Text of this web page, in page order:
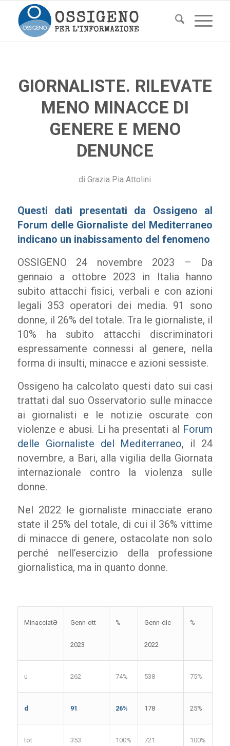
GIORNALISTE. RILEVATE
MENO MINACCE DI
GENERE E MENO
DENUNCE
diGrazia Pia Attolini
Questi dati presentati da Ossigeno al
Forum delle Giornaliste del Mediterraneo
indicano un inabissamento del fenomeno
OSSIGENO 24 novembre 2023 – Da
gennaio a ottobre 2023 in Italia hanno
subito attacchi fisici, verbali e con azioni
legali 353 operatori dei media. 91 sono
donne, il 26% del totale. Tra le giornaliste, il
10% ha subito attacchi discriminatori
espressamente connessi al genere, nella
forma di insulti, minacce e azioni sessiste.
Ossigeno ha calcolato questi dato sui casi
trattati dal suo Osservatorio sulle minacce
ai giornalisti e le notizie oscurate con
violenze e abusi. Li ha presentati al Forum
delle Giornaliste del Mediterraneo, il 24
novembre, a Bari, alla vigilia della Giornata
internazionale contro la violenza sulle
donne.
Nel 2022 le giornaliste minacciate erano
state il 25% del totale, di cui il 36% vittime
di minacce di genere, ostacolate non solo
perché nell’esercizio della professione
giornalistica, ma in quanto donne.
MinacciatƏ Genn-ott
2023
% Genn-dic
2022
%
u 262 74% 538 75%
d 91 26% 178 25%
tot 353 100% 721 100%